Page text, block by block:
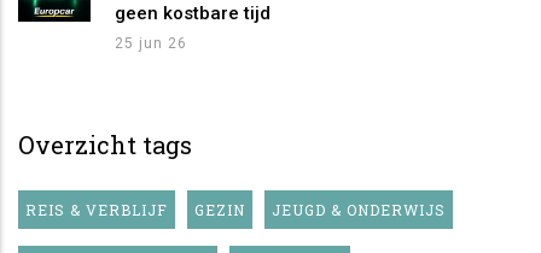
geen kostbare tijd
25 jun 26
Overzicht tags
REIS & VERBLIJF GEZIN JEUGD & ONDERWIJS